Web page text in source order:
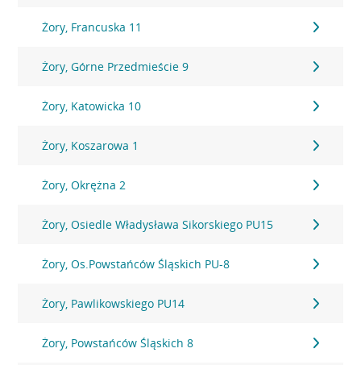
Żory, Francuska 11
Żory, Górne Przedmieście 9
Żory, Katowicka 10
Żory, Koszarowa 1
Żory, Okrężna 2
Żory, Osiedle Władysława Sikorskiego PU15
Żory, Os.Powstańców Śląskich PU-8
Żory, Pawlikowskiego PU14
Żory, Powstańców Śląskich 8